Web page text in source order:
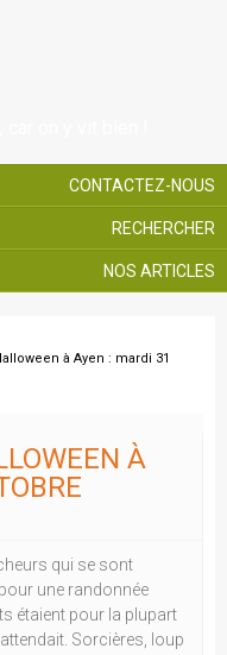
CONTACTEZ-NOUS
RECHERCHER
NOS ARTICLES
à Ayen : mardi 31
À
qui se sont
une randonnée
étaient pour la plupart
Sorcières, loup